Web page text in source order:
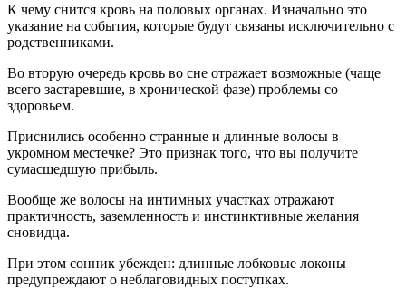
К чему снится кровь на половых органах. Изначально это
указание на события, которые будут связаны исключительно с
родственниками.
Во вторую очередь кровь во сне отражает возможные (чаще
всего застаревшие, в хронической фазе) проблемы со
здоровьем.
Приснились особенно странные и длинные волосы в
укромном местечке? Это признак того, что вы получите
сумасшедшую прибыль.
Вообще же волосы на интимных участках отражают
практичность, заземленность и инстинктивные желания
сновидца.
При этом сонник убежден: длинные лобковые локоны
предупреждают о неблаговидных поступках.